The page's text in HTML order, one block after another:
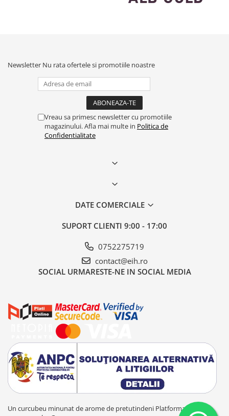
Newsletter Nu rata ofertele si promotiile noastre
Vreau sa primesc newsletter cu promotiile
magazinului. Afla mai multe in Politica de
Confidentialitate
DATE COMERCIALE
SUPORT CLIENTI 9:00 - 17:00
0752275719
contact@eih.ro
SOCIAL URMARESTE-NE IN SOCIAL MEDIA
Un curcubeu minunat de arome de pretutindeni Platforma E-